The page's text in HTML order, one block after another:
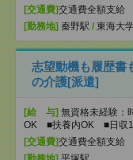
[交通費]交通費全額支給
[勤務地] 秦野駅 / 東海大
志望動機も履歴書
の介護[派遣]
[給 与] 無資格未経験
OK ■扶養内OK ■日収1
[交通費]交通費全額支給